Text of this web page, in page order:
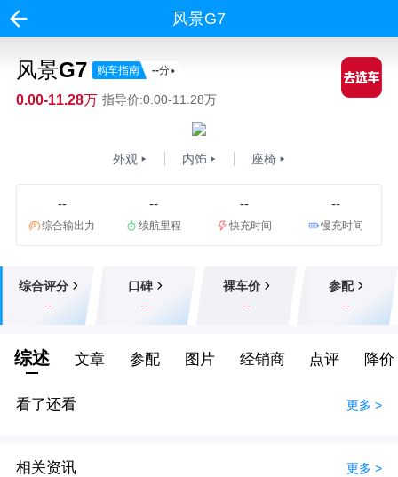
风景G7
风景G7 购车指南 --分
0.00-11.28万 指导价:0.00-11.28万
外观 内饰 座椅
--
综合输出力
--
续航里程
--
快充时间
--
慢充时间
综合评分
--
口碑
--
裸车价
--
参配
--
综述 文章 参配 图片 经销商 点评 降价
看了还看 更多 >
相关资讯 更多 >